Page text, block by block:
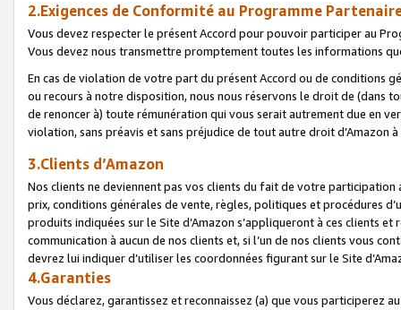
2.Exigences de Conformité au Programme
Vous devez respecter le présent Accord pour pouvoir participer au
Vous devez nous transmettre promptement toutes les informations
En cas de violation de votre part du présent Accord ou de conditions
ou recours à notre disposition, nous nous réservons le droit de (dans
de renoncer à) toute rémunération qui vous serait autrement due en
violation, sans préavis et sans préjudice de tout autre droit
3.Clients d’Amazon
Nos clients ne deviennent pas vos clients du fait de votre
prix, conditions générales de vente, règles, politiques et procédures
produits indiquées sur le Site d’Amazon s’appliqueront à ces clients
communication à aucun de nos clients et, si l’un de nos clients vous
devrez lui indiquer d’utiliser les coordonnées figurant sur le Site
4.Garanties
Vous déclarez, garantissez et reconnaissez (a) que vous participerez